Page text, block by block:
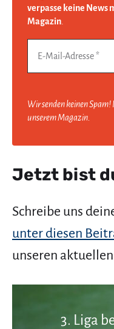
verpasse keine News
Magazin
Wir senden keinen
unserem Magazin.
Jetzt bist
Schreibe uns
unter diesen
unseren aktuellen
3. Liga